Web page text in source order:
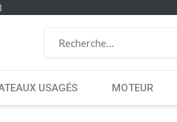
USAGÉS MOTEUR